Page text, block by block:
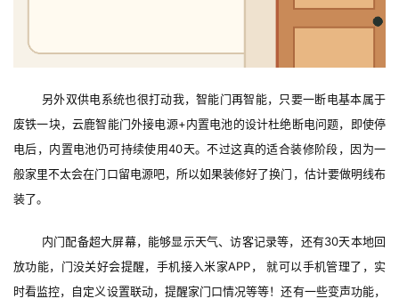
另外双供电系统也很打动我，智能门再智能，只要一断电基本属于
废铁一块，云鹿智能门外接电源+内置电池的设计杜绝断电问题，即使停
电后，内置电池仍可持续使用40天。不过这真的适合装修阶段，因为一
般家里不太会在门口留电源吧，所以如果装修好了换门，估计要做明线布
装了。
内门配备超大屏幕，能够显示天气、访客记录等，还有30天本地回
放功能，门没关好会提醒，手机接入米家APP， 就可以手机管理了，实
时看监控，自定义设置联动，提醒家门口情况等等！还有一些变声功能，